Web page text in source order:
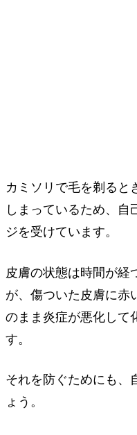
カミソリで毛を剃ると
しまっているため、自
ジを受けています。
皮膚の状態は時間が経
が、傷ついた皮膚に赤
のまま炎症が悪化して
す。
それを防ぐためにも、
ょう。